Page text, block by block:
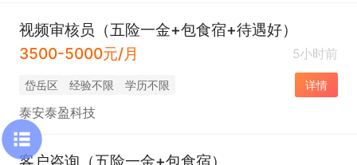
视频审核员（五险一金+包食宿+待遇好）
3500-5000元/月
5小时前
岱岳区 经验不限 学历不限 详情
泰安泰盈科技